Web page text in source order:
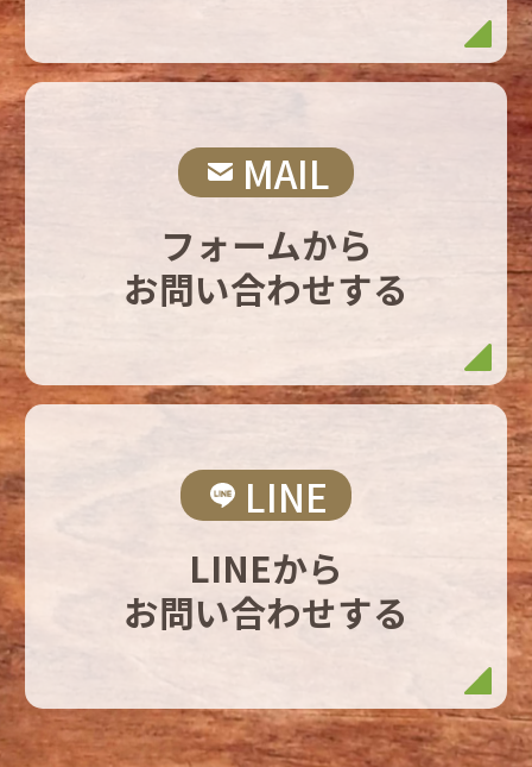
MAIL
フォームから
お問い合わせする
LINE
LINEから
お問い合わせする